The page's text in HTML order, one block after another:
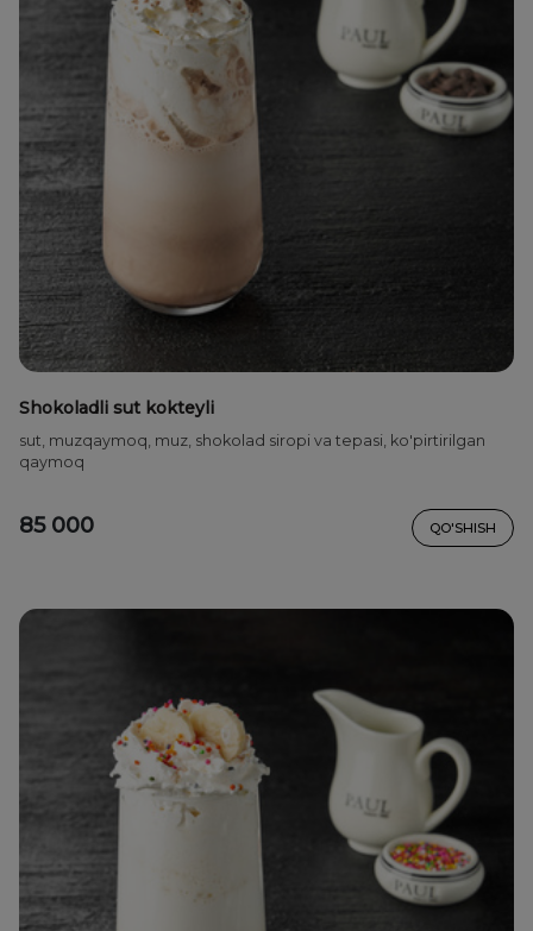
Shokoladli sut kokteyli
sut, muzqaymoq, muz, shokolad siropi va tepasi, ko'pirtirilgan
qaymoq
85 000 QO'SHISH